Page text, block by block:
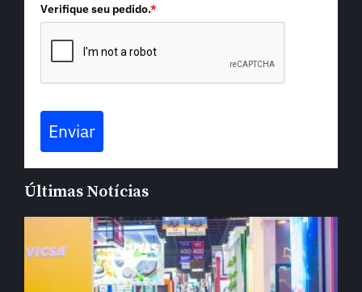
Verifique seu pedido.*
Enviar
Últimas Notícias